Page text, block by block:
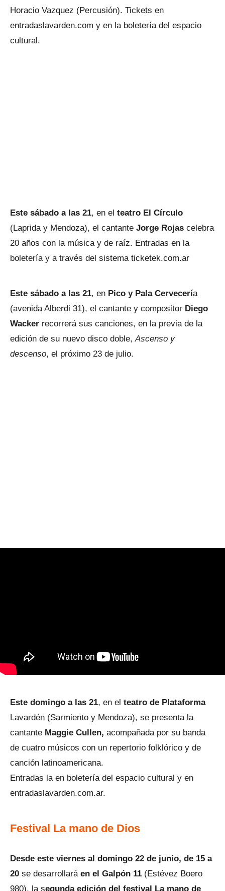
Horacio Vazquez (Percusión). Tickets en
entradaslavarden.com y en la boletería del espacio
cultural.
Este sábado a las 21, en el teatro El Círculo
(Laprida y Mendoza), el cantante Jorge Rojas celebra
20 años con la música y de raíz. Entradas en la
boletería y a través del sistema ticketek.com.ar
Este sábado a las 21, en Pico y Pala Cervecería
(avenida Alberdi 31), el cantante y compositor Diego
Wacker recorrerá sus canciones, en la previa de la
edición de su nuevo disco doble, Ascenso y
descenso, el próximo 23 de julio.
Este domingo a las 21, en el teatro de Plataforma
Lavardén (Sarmiento y Mendoza), se presenta la
cantante Maggie Cullen, acompañada por su banda
de cuatro músicos con un repertorio folklórico y de
canción latinoamericana.
Entradas la en boletería del espacio cultural y en
entradaslavarden.com.ar.
Festival La mano de Dios
Desde este viernes al domingo 22 de junio, de 15 a
20 se desarrollará en el Galpón 11 (Estévez Boero
980), la segunda edición del festival La mano de